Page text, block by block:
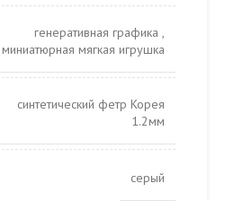
генеративная графика ,
миниатюрная мягкая игрушка
синтетический фетр Корея
1.2мм
серый